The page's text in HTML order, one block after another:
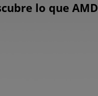
lo que AMD